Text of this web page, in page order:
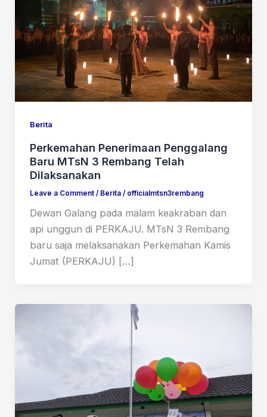
Berita
Perkemahan Penerimaan Penggalang
Baru MTsN 3 Rembang Telah
Dilaksanakan
Leave a Comment / Berita/ officialmtsn3rembang
Dewan Galang pada malam keakraban dan
api unggun di PERKAJU. MTsN 3 Rembang
baru saja melaksanakan Perkemahan Kamis
Jumat (PERKAJU) […]